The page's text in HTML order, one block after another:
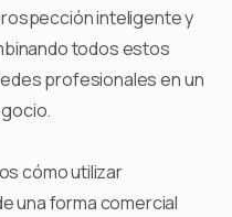
inteligente y
todos estos
profesionales en un
cómo utilizar
una forma comercial